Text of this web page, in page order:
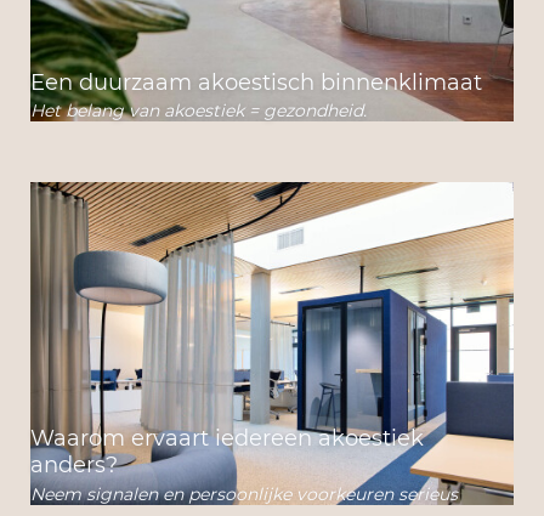
Een duurzaam akoestisch binnenklimaat
Het belang van akoestiek = gezondheid.
Waarom ervaart iedereen akoestiek
anders?
Neem signalen en persoonlijke voorkeuren serieus